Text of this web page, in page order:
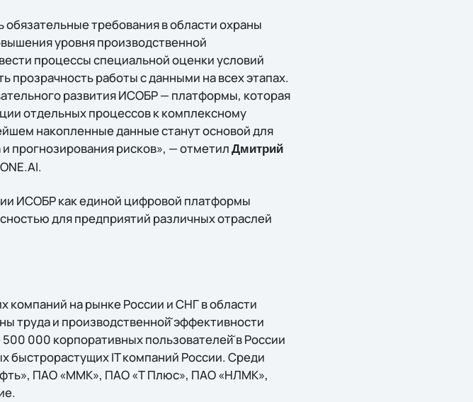
требования в области охраны
уровня производственной
процессы специальной оценки условий
прозрачность работы с данными на всех этапах.
развития ИСОБР — платформы, которая
отдельных процессов к комплексному
накопленные данные станут основой для
прогнозирования рисков», — отметил Дмитрий
ИСОБР как единой цифровой платформы
для предприятий различных отраслей
компаний на рынке России и СНГ в области
труда и производственной̆ эффективности
000 корпоративных пользователей̆ в России
быстрорастущих IT компаний России. Среди
ПАО «ММК», ПАО «Т Плюс», ПАО «НЛМК»,